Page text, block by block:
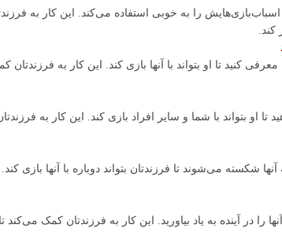
اسباب‌بازی‌هایش را به خوبی استفاده می‌کند. این کار به
کنید تا او بتواند با آنها بازی کند. این کار به
تا او بتواند با شما و سایر افراد بازی کند. این کار به
آنها شکسته می‌شوند تا فرزندتان بتواند دوباره با آنها بازی
را در آینده به یاد بیاورید. این کار به فرزندتان کمک